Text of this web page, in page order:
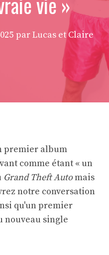
par Lucas et Claire
premier album
comme étant « un
Grand Theft Automais
notre conversation
qu'un premier
nouveau single